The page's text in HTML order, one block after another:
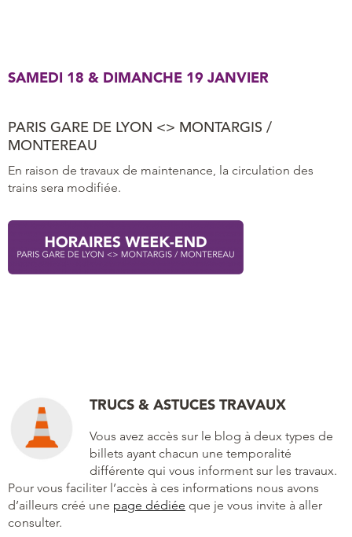
SAMEDI 18 & DIMANCHE 19 JANVIER
PARIS GARE DE LYON <> MONTARGIS /
MONTEREAU
En raison de travaux de maintenance, la circulation des
trains sera modifiée.
TRUCS & ASTUCES TRAVAUX
Vous avez accès sur le blog à deux types de
billets ayant chacun une temporalité
différente qui vous informent sur les travaux.
Pour vous faciliter l’accès à ces informations nous avons
d’ailleurs créé une page dédiée que je vous invite à aller
consulter.